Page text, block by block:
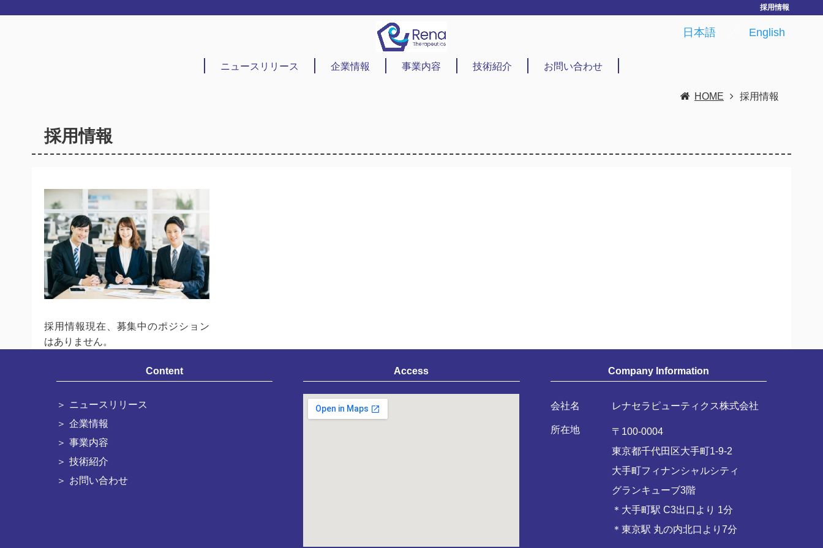
採用情報
日本語 English
ニュースリリース 企業情報 事業内容 技術紹介 お問い合わせ
HOME 採用情報
採用情報
採用情報現在、募集中のポジション
はありません。
Content
ニュースリリース
企業情報
事業内容
技術紹介
お問い合わせ
Access Company Information
会社名 レナセラピューティクス株式会社
所在地
〒100-0004
東京都千代田区大手町1-9-2
大手町フィナンシャルシティ
グランキューブ3階
＊大手町駅 C3出口より 1分
＊東京駅 丸の内北口より7分